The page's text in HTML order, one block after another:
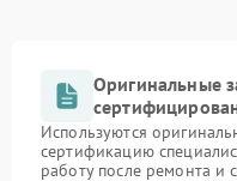
Оригинальные
Используются
сертификацию
работу после ремонта и